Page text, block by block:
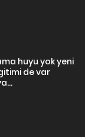
huyu yok yeni
de var